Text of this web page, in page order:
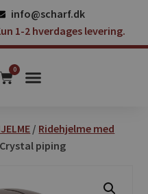
info@scharf.dk
1-2 hverdages levering.
0
/ Ridehjelme med
Crystal piping